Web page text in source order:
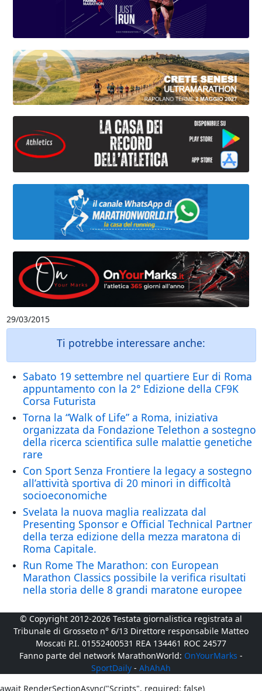
29/03/2015
Ti potrebbe interessare anche:
Sabato 19 settembre nel quartiere Eur di Roma
appuntamento con la 2° Edizione della CF9K
Corsa Futurista
Torna la “Walk of Life” a Roma, iniziativa
organizzata da Fondazione Telethon a sostegno
della ricerca scientifica sulle malattie genetiche
rare
Con Sport Senza Frontiere la legacy a sostegno
all’attività sportiva di 20 minori in difficoltà
socioeconomiche
Svelata la nuova maglia realizzata dal
Presenting Sponsor e Official Technical Partner
della terza edizione della mezza maratona di
Roma Capitale.
Run Rome The Marathon: con European
Marathon Classics possibile la verifica risultati
nella storia delle 8 grandi maratone europee
© Copyright 2012-2026 Testata giornalistica registrata al
Tribunale di Grosseto n° 6/13 Direttore responsabile Matteo
Moscati P.I. 01552400531 REA 134461 ROC 24577
Fanno parte del network MarathonWorld: OnYourMarks -
SportDaily - AhAhAh
await RenderSectionAsync("Scripts", required: false)